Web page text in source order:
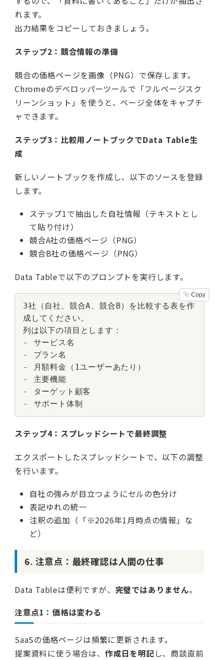
れます。
出力結果をコピーしておきましょう。
ステップ2：競合情報の準備
競合の価格ページを画像（PNG）で保存します。
Chromeのデベロッパーツールで「フルページスク
リーンショット」を使うと、ページ全体をキャプチ
ャできます。
ステップ3：比較用ノートブックでData Table生
成
新しいノートブックを作成し、以下のソースを登録
します。
ステップ1で抽出した自社情報（テキストとし
て貼り付け）
競合A社の価格ページ（PNG）
競合B社の価格ページ（PNG）
Data Tableで以下のプロンプトを実行します。
Copy
3社（自社、競合A、競合B）を比較する表を作
成してください。
列は以下の項目とします：
- サービス名
- プラン名
- 月額料金（1ユーザーあたり）
- 主要機能
- ターゲット顧客
- サポート体制
ステップ4：スプレッドシートで最終調整
エクスポートしたスプレッドシートで、以下の調整
を行います。
自社の強みが目立つようにセルの色分け
表記ゆれの統一
注釈の追加（「※2026年1月時点の情報」な
ど）
6. 注意点：最終確認は人間の仕事
Data Tableは便利ですが、 完璧ではありません。
注意点1：価格は変わる
SaaSの価格ページは頻繁に更新されます。
提案資料に使う場合は、 作成日を明記し、商談直前